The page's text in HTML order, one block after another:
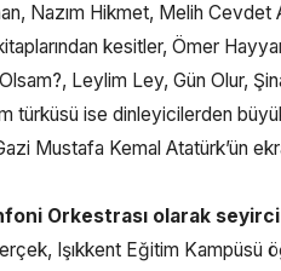
Nazım Hikmet, Melih
kesitler, Ömer
Leylim Ley, Gün Olur,
türküsü ise dinleyicilerden
Mustafa Kemal Atatürk’ün
Orkestrası olarak
Işıkkent Eğitim